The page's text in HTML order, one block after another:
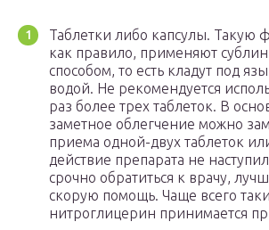
Таблетки либо капсулы. Такую
как правило, применяют
способом, то есть кладут под
водой. Не рекомендуется
раз более трех таблеток. В
заметное облегчение можно
приема одной-двух таблеток
действие препарата не
срочно обратиться к врачу,
скорую помощь. Чаще всего
нитроглицерин принимается